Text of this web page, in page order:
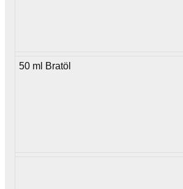
50 ml Bratöl